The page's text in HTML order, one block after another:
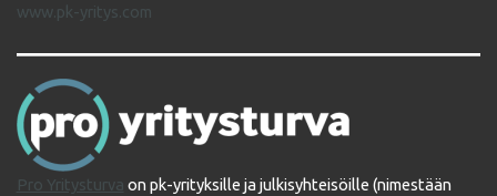
www.pk-yritys.com
Pro Yritysturva on pk-yrityksille ja julkisyhteisöille (nimestään